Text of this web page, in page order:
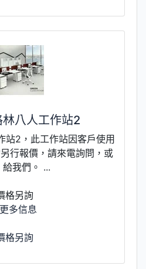
林八人工作站2
站2，此工作站因客戶使用
行報價，請來電詢問，或
給我們。 ...
格另詢
多信息
格另詢